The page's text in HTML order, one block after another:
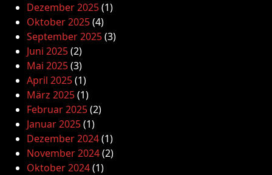
Dezember 2025(1)
Oktober 2025(4)
September 2025(3)
Juni 2025(2)
Mai 2025(3)
April 2025(1)
März 2025(1)
Februar 2025(2)
Januar 2025(1)
Dezember 2024(1)
November 2024(2)
Oktober 2024(1)